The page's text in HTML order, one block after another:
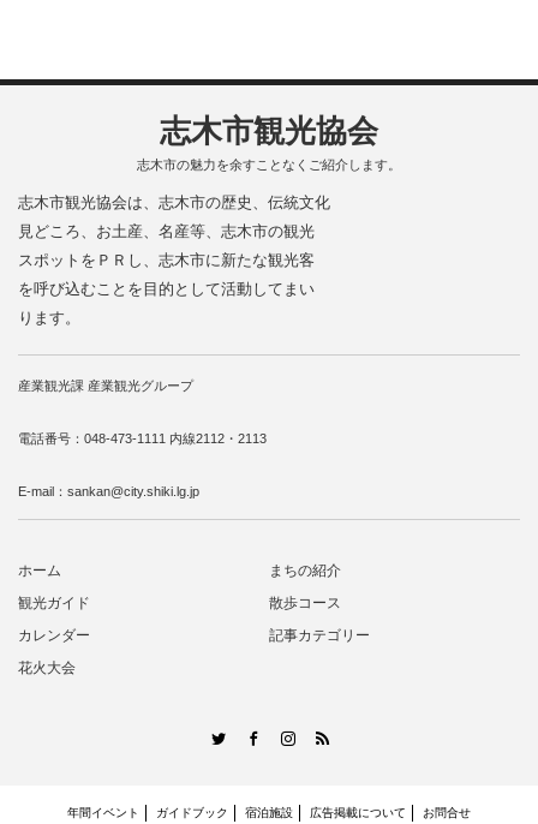
志木市観光協会
志木市の魅力を余すことなくご紹介します。
志木市観光協会は、志木市の歴史、伝統文化
見どころ、お土産、名産等、志木市の観光
スポットをＰＲし、志木市に新たな観光客
を呼び込むことを目的として活動してまい
ります。
産業観光課 産業観光グループ
電話番号：048-473-1111 内線2112・2113
E-mail：sankan@city.shiki.lg.jp
ホーム
まちの紹介
観光ガイド
散歩コース
カレンダー
記事カテゴリー
花火大会
TwitterFacebookInstagram
RSS
年間イベント ガイドブック 宿泊施設 広告掲載について お問合せ